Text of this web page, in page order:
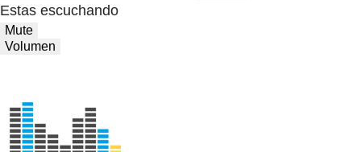
Estas escuchando
Mute
Volumen